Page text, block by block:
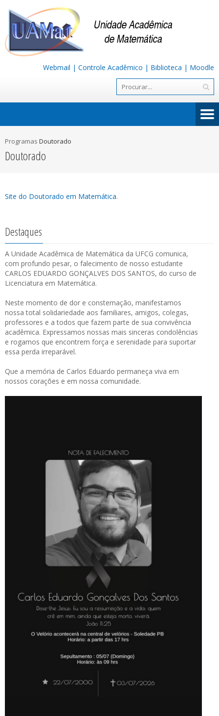
Webmail | Controle Acadêmico | Biblioteca | Moodle
Programas Doutorado
Doutorado
Site do Doutorado em Matemática.
Destaques
A Unidade Acadêmica de Matemática da UFCG comunica,
com profundo pesar, o falecimento de nosso estudante
CARLOS EDUARDO GONÇALVES DOS SANTOS, do curso de
Licenciatura em Matemática.
Neste momento de dor e consternação, manifestamos
nossa total solidariedade aos familiares, amigos, colegas,
professores e a todos que fazem parte de sua convivência
acadêmica. Expressamos nossas mais sinceras condolências
e rogamos que encontrem força e serenidade para suportar
essa perda irreparável.
Que a memória de Carlos Eduardo permaneça viva em
nossos corações e em nossa comunidade.